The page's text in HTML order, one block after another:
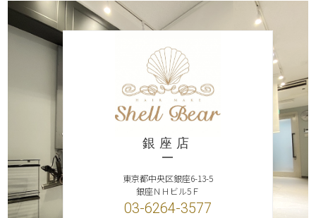
銀座店
東京都中央区銀座6-13-5
銀座ＮＨビル5Ｆ
03-6264-3577